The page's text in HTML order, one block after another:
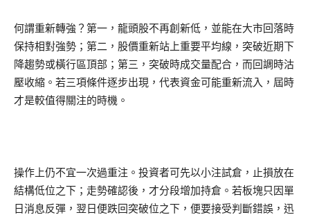
何謂重新轉強？第一，龍頭股不再創新低，並能在大市回落時
保持相對強勢；第二，股價重新站上重要平均線，突破近期下
降趨勢或橫行區頂部；第三，突破時成交量配合，而回調時沽
壓收縮。若三項條件逐步出現，代表資金可能重新流入，屆時
才是較值得關注的時機。
操作上仍不宜一次過重注。投資者可先以小注試倉，止損放在
結構低位之下；走勢確認後，才分段增加持倉。若板塊只因單
日消息反彈，翌日便跌回突破位之下，便要接受判斷錯誤，迅